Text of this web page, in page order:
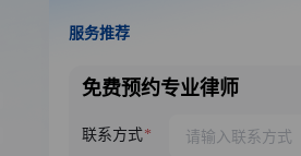
服务推荐
免费预约专业律师
联系方式